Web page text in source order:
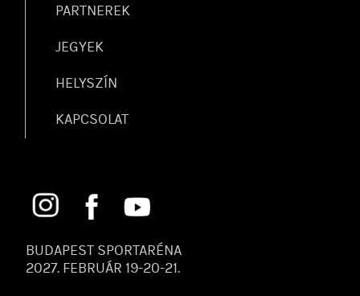
PARTNEREK
JEGYEK
HELYSZÍN
KAPCSOLAT
BUDAPEST SPORTARÉNA
2027. FEBRUÁR 19-20-21.